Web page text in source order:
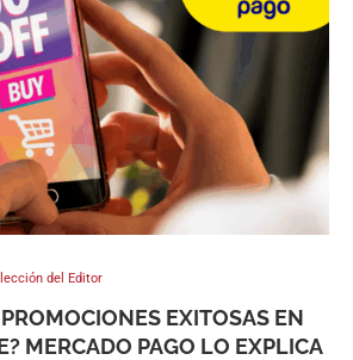
del Editor
EXITOSAS EN
MERCADO PAGO LO EXPLICA